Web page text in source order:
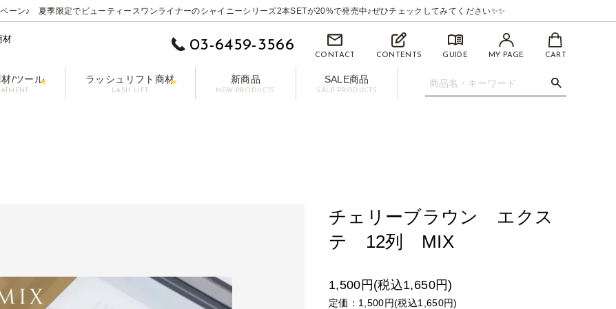
ーン♪ 夏季限定でビューティースワンライナーのシャイニーシリーズ2本SETが20%で発売中♪ぜひチェックしてみてください✨✨
材
03-6459-3566
CONTACT CONTENTS GUIDE MY PAGE CART
/ツール ラッシュリフト商材
LASH LIFT
新商品
NEW PRODUCTS
SALE商品
SALE PRODUCTS
チェリーブラウン エクス
テ 12列 MIX
1,500円(税込1,650円)
定価：1,500円(税込1,650円)